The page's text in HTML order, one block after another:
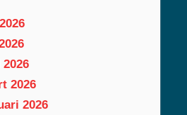
2026
2026